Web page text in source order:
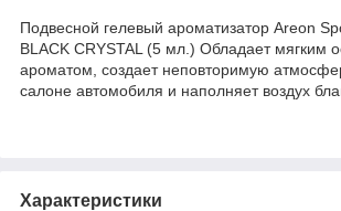
Подвесной гелевый ароматизатор Areon
BLACK CRYSTAL (5 мл.) Обладает мягким
ароматом, создает неповторимую
салоне автомобиля и наполняет воздух
Характеристики